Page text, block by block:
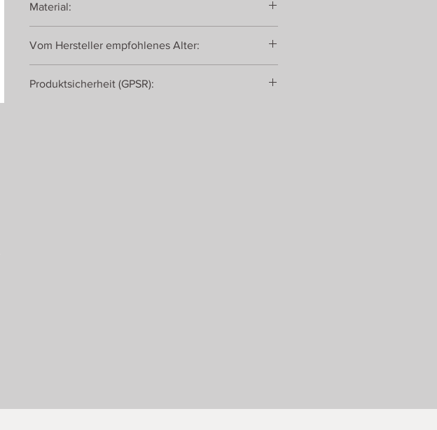
Material:
Vom Hersteller empfohlenes Alter:
Produktsicherheit (GPSR):